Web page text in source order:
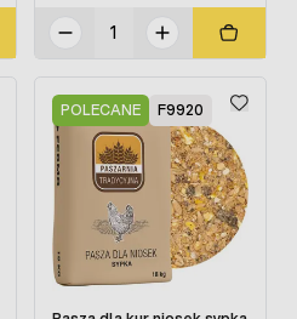
POLECANE F9920